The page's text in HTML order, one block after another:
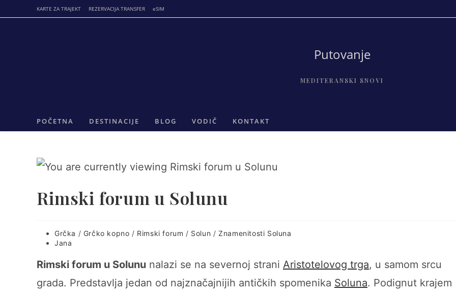
to
KARTE ZA TRAJEKT REZERVACIJA TRANSFER eSIM
Putovanje
MEDITERANSKI SNOVI
POČETNA DESTINACIJE BLOG VODIČ KONTAKT
Rimski forum u Solunu
Post
category:
Grčka / Grčko kopno / Rimski forum / Solun / Znamenitosti Soluna
Post
Jana
Rimski forum u Solunu nalazi se na severnoj strani Aristotelovog trga, u samom srcu
grada. Predstavlja jedan od najznačajnijih antičkih spomenika Soluna. Podignut krajem